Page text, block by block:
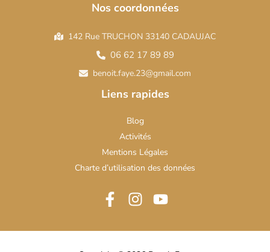
Nos coordonnées
142 Rue TRUCHON 33140 CADAUJAC
06 62 17 89 89
benoit.faye.23@gmail.com
Liens rapides
Blog
Activités
Mentions Légales
Charte d’utilisation des données